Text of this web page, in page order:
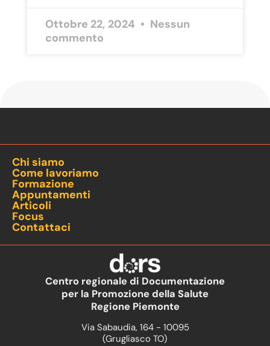
Ottobre 22, 2024
Nessun
commento
Chi siamo
Come lavoriamo
Formazione
Appuntamenti
Articoli
Focus
Contattaci
Centro regionale di Documentazione
per la Promozione della Salute
Regione Piemonte
Via Sabaudia, 164 - 10095
(Grugliasco TO)